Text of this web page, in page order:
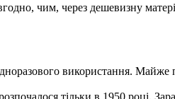
чим, через дешевизну
використання. Майже
тільки в 1950 році.